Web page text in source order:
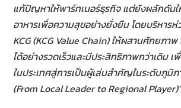
แก้ปัญหาให้พาร์ทเนอร์ธุรกิจ แต่ยังผลักดัน
อาหารเพื่อความสุขอย่างยั่งยืน โดยบริหาร
KCG (KCG Value Chain) ให้ผสานศักยภา
ได้อย่างรวดเร็วและมีประสิทธิภาพกว่าเดิม
ในประเทศสู่การเป็นผู้เล่นสำคัญในระดับภูมิ
(From Local Leader to Regional Player)